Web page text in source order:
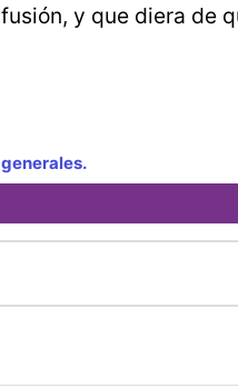
y que diera de